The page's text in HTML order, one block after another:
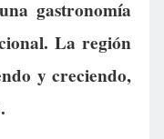
gastronomía
La región
y creciendo,